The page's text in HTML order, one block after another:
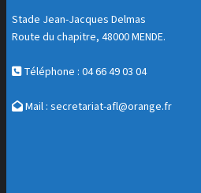
Stade Jean-Jacques Delmas
Route du chapitre, 48000 MENDE.
Téléphone : 04 66 49 03 04
Mail : secretariat-afl@orange.fr